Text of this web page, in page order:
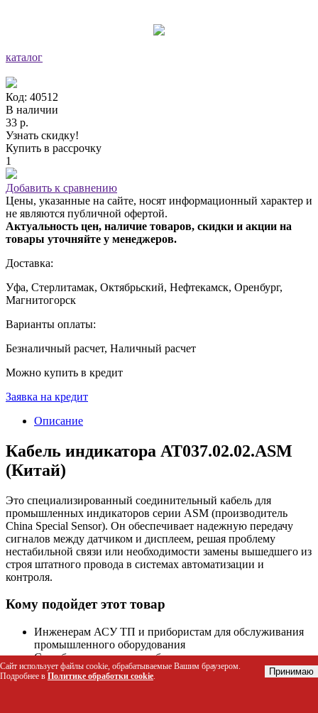
каталог
Код: 40512
В наличии
33 р.
Узнать скидку!
Купить в рассрочку
1
Добавить к сравнению
Цены, указанные на сайте, носят информационный характер и
не являются публичной офертой.
Актуальность цен, наличие товаров, скидки и акции на
товары уточняйте у менеджеров.
Доставка:
Уфа, Стерлитамак, Октябрьский, Нефтекамск, Оренбург,
Магнитогорск
Варианты оплаты:
Безналичный расчет, Наличный расчет
Можно купить в кредит
Заявка на кредит
Описание
Кабель индикатора AT037.02.02.ASM
(Китай)
Это специализированный соединительный кабель для
промышленных индикаторов серии ASM (производитель
China Special Sensor). Он обеспечивает надежную передачу
сигналов между датчиком и дисплеем, решая проблему
нестабильной связи или необходимости замены вышедшего из
строя штатного провода в системах автоматизации и
контроля.
Кому подойдет этот товар
Инженерам АСУ ТП и прибористам для обслуживания
промышленного оборудования
Службам технического обслуживания заводов и
производственных линий
Компаниям, использующим датчики уровня,
Сайт использует файлы cookie, обрабатываемые Вашим браузером.
Подробнее в Политике обработки cookie. Принимаю